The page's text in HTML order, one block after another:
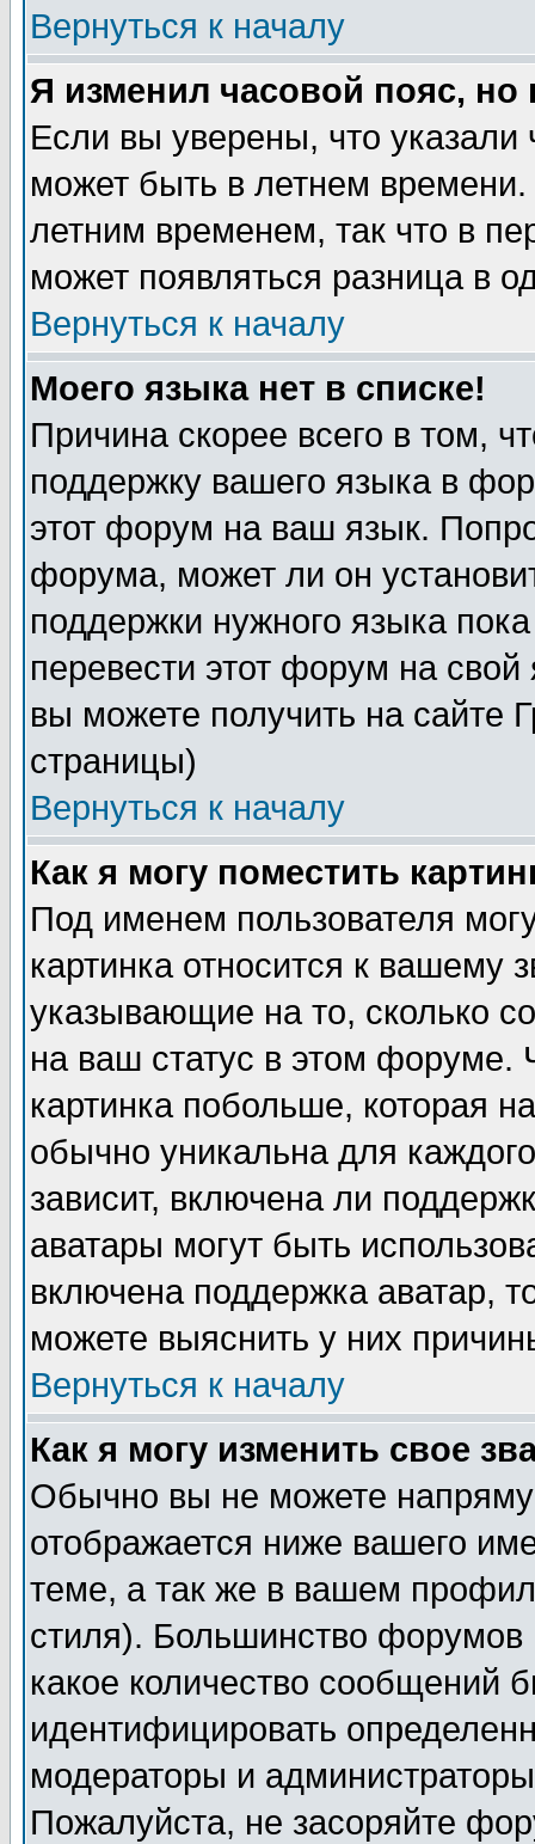
Вернуться к началу
Я изменил часовой пояс,
Если вы уверены, что указали
может быть в летнем
летним временем, так что в
может появляться разница в
Вернуться к началу
Моего языка нет в списке!
Причина скорее всего в том,
поддержку вашего языка в
этот форум на ваш язык.
форума, может ли он
поддержки нужного языка
перевести этот форум на
вы можете получить на сайте
страницы)
Вернуться к началу
Как я могу поместить
Под именем пользователя
картинка относится к вашему
указывающие на то, сколько
на ваш статус в этом форуме.
картинка побольше, которая
обычно уникальна для
зависит, включена ли
аватары могут быть
включена поддержка аватар,
можете выяснить у них
Вернуться к началу
Как я могу изменить свое
Обычно вы не можете
отображается ниже вашего
теме, а так же в вашем
стиля). Большинство форумов
какое количество сообщений
идентифицировать
модераторы и
Пожалуйста, не засоряйте